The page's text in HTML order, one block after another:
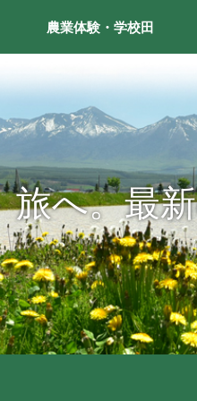
農業体験・学校田
旅へ。最